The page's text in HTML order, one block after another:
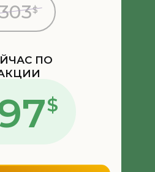
$
$
ПО